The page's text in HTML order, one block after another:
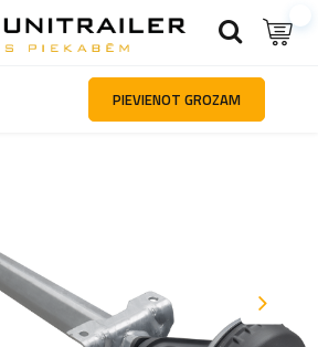
Piekabes daļas un piederumi Asis un piekares
PIEVIENOT GROZAM